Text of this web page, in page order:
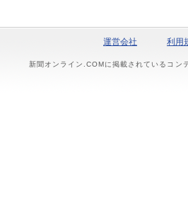
運営会社 利用
新聞オンライン.COMに掲載されているコン